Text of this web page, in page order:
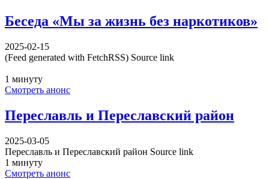
Беседа «Мы за жизнь без наркотиков»
2025-02-15
(Feed generated with FetchRSS) Source link
1 минуту
Смотреть анонс
Переславль и Переславский район
2025-03-05
Переславль и Переславский район Source link
1 минуту
Смотреть анонс